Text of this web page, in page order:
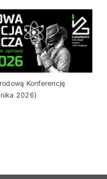
Konferencję
2026)